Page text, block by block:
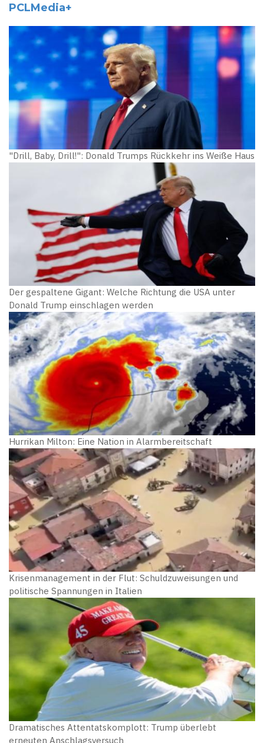
PCLMedia+
"Drill, Baby, Drill!": Donald Trumps Rückkehr ins Weiße Haus
Der gespaltene Gigant: Welche Richtung die USA unter
Donald Trump einschlagen werden
Hurrikan Milton: Eine Nation in Alarmbereitschaft
Krisenmanagement in der Flut: Schuldzuweisungen und
politische Spannungen in Italien
Dramatisches Attentatskomplott: Trump überlebt
erneuten Anschlagsversuch